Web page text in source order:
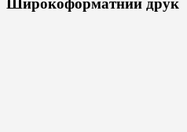
Широкоформатний друк